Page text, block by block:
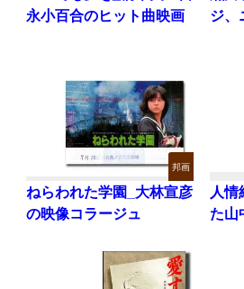
永小百合のヒット曲映画
ジ、
邦画
ねらわれた学園_大林宣彦
の映像コラージュ
人情
た山